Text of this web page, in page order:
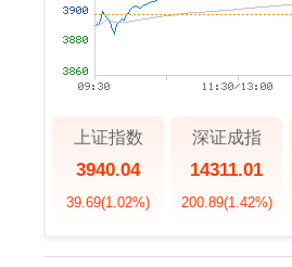
上证指数
3940.04
39.69(1.02%)
深证成指
14311.01
200.89(1.42%)